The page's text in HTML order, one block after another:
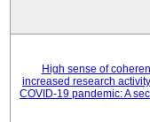
High sense of
increased research
COVID-19 pandemic: A